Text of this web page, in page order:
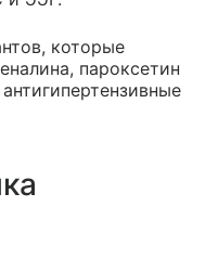
которые
пароксетин